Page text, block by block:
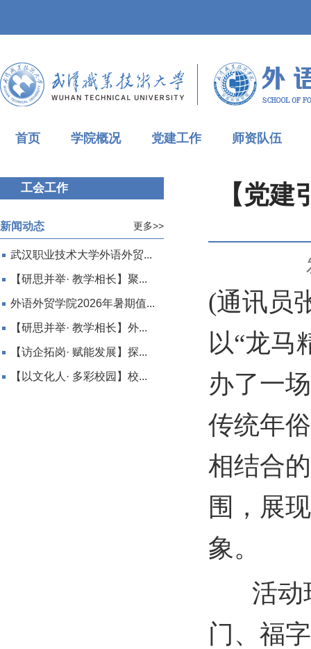
首页 学院概况 党建工作 师资队伍
工会工作
新闻动态 更多>>
武汉职业技术大学外语外贸...
【研思并举· 教学相长】聚...
外语外贸学院2026年暑期值...
【研思并举· 教学相长】外...
【访企拓岗· 赋能发展】探...
【以文化人· 多彩校园】校...
【党
(通讯员
以“龙马
办了一
传统年
相结合
围，展
象。
活动现
门、福